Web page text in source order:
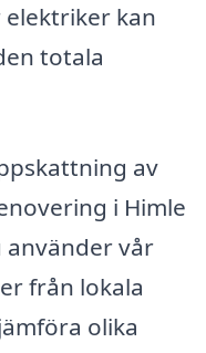
elektriker kan
totala
av
i Himle
vår
från lokala
olika